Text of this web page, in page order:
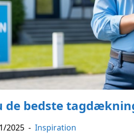
de bedste
2025 - Inspiration